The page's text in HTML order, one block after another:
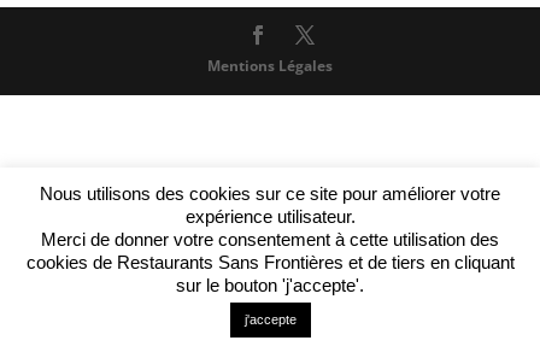
Mentions Légales
Nous utilisons des cookies sur ce site pour améliorer votre
expérience utilisateur.
Merci de donner votre consentement à cette utilisation des
cookies de Restaurants Sans Frontières et de tiers en cliquant
sur le bouton 'j'accepte'.
j'accepte